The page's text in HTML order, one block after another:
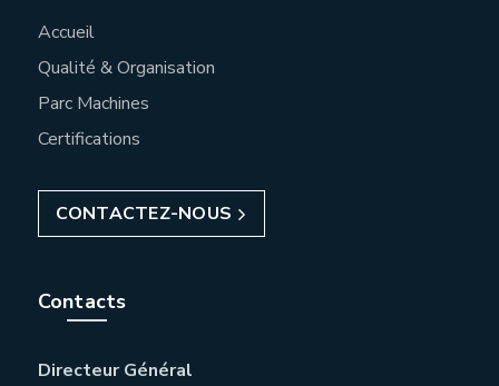
Accueil
Qualité & Organisation
Parc Machines
Certifications
CONTACTEZ-NOUS
Contacts
Directeur Général